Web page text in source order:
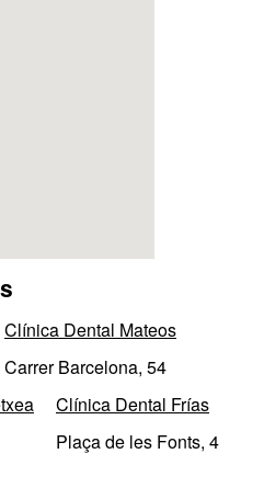
Clínica Dental Mateos
Carrer Barcelona, 54
Clínica Dental Frías
Plaça de les Fonts, 4